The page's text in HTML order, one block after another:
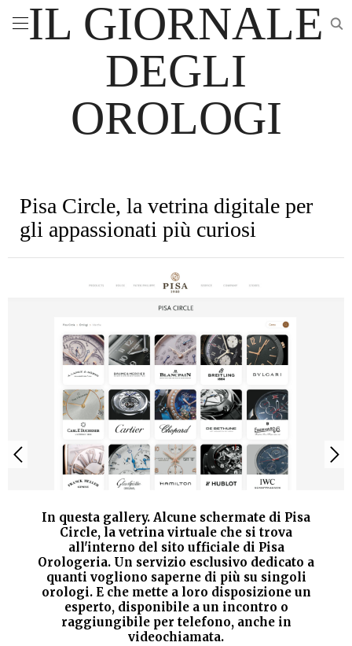
IL GIORNALE
DEGLI
OROLOGI
Pisa Circle, la vetrina digitale per
gli appassionati più curiosi
In questa gallery. Alcune schermate di Pisa
Circle, la vetrina virtuale che si trova
all'interno del sito ufficiale di Pisa
Orologeria. Un servizio esclusivo dedicato a
quanti vogliono saperne di più su singoli
orologi. E che mette a loro disposizione un
esperto, disponibile a un incontro o
raggiungibile per telefono, anche in
videochiamata.